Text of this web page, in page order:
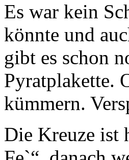
Es war kein
könnte und
gibt es schon
Pyratplakette.
kümmern.
Die Kreuze ist